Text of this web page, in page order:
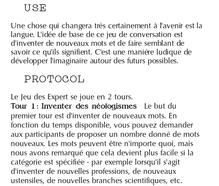
USE
Une chose qui changera très certainement à l'avenir est la
langue. L'idée de base de ce jeu de conversation est
d'inventer de nouveaux mots et de faire semblant de
savoir ce qu'ils signifient. C'est une manière ludique de
développer l'imaginaire autour des futurs possibles.
PROTOCOL
Le Jeu des Expert se joue en 2 tours.
Tour 1 : Inventer des néologismes
Le but du
premier tour est d'inventer de nouveaux mots. En
fonction du temps disponible, vous pouvez demander
aux participants de proposer un nombre donné de mots
nouveaux. Les mots peuvent être n'importe quoi, mais
nous avons remarqué que cela devient plus facile si la
catégorie est spécifiée - par exemple lorsqu'il s'agit
d'inventer de nouvelles professions, de nouveaux
ustensiles, de nouvelles branches scientifiques, etc.